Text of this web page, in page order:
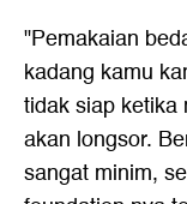
"Pemakaian
kadang kamu
tidak siap ketika
akan longsor.
sangat minim,